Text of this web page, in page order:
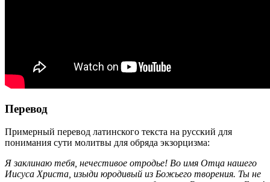
Перевод
Примерный перевод латинского текста на русский для
понимания сути молитвы для обряда экзорцизма:
Я заклинаю тебя, нечестивое отродье! Во имя Отца нашего
Иисуса Христа, изыди юродивый из Божьего творения. Ты не